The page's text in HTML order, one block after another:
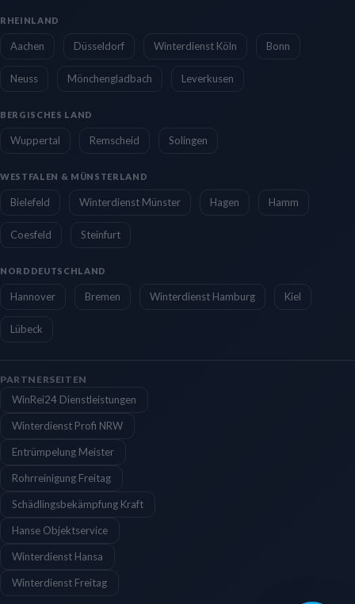
RHEINLAND
Aachen Düsseldorf Winterdienst Köln Bonn
Neuss Mönchengladbach Leverkusen
BERGISCHES LAND
Wuppertal Remscheid Solingen
WESTFALEN & MÜNSTERLAND
Bielefeld Winterdienst Münster Hagen Hamm
Coesfeld Steinfurt
NORDDEUTSCHLAND
Hannover Bremen Winterdienst Hamburg Kiel
Lübeck
PARTNERSEITEN
WinRei24 Dienstleistungen
Winterdienst Profi NRW
Entrümpelung Meister
Rohrreinigung Freitag
Schädlingsbekämpfung Kraft
Hanse Objektservice
Winterdienst Hansa
Winterdienst Freitag